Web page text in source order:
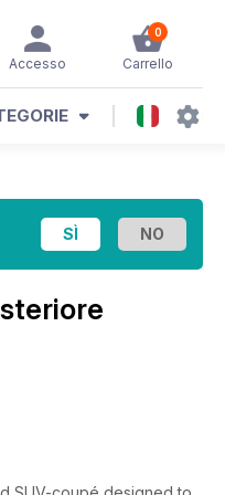
0
Carrello
Accesso